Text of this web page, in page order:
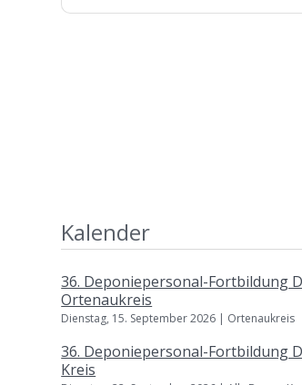
Kalender
36. Deponiepersonal-Fortbildung
Ortenaukreis
Dienstag, 15. September 2026 | Ortenaukreis
36. Deponiepersonal-Fortbildung
Kreis